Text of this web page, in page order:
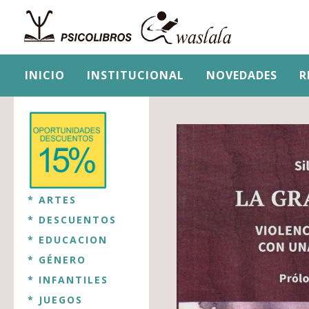
INICIO INSTITUCIONAL NOVEDADES
* ARTES
* DESCUENTOS
* EDUCACION
* GÉNERO
* INFANTILES
* JUEGOS